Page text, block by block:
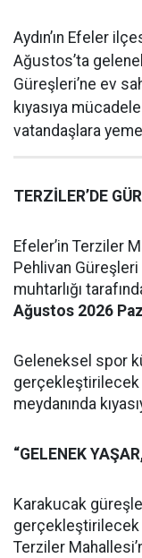
Aydın’ın Efeler
Ağustos’ta
Güreşleri’ne ev
kıyasıya
vatandaşlara
TERZİLER’DE
Efeler’in Terziler
Pehlivan Güreşleri
muhtarlığı
Ağustos 2026
Geleneksel spor
gerçekleştirilecek
meydanında
“GELENEK
Karakucak
gerçekleştirilecek
Terziler